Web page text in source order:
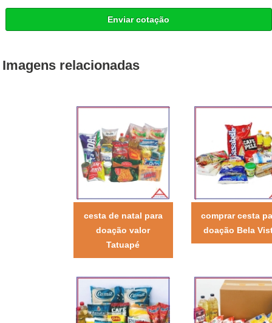
Enviar cotação
Imagens relacionadas
cesta de natal para
doação valor
Tatuapé
comprar cesta
doação Bela